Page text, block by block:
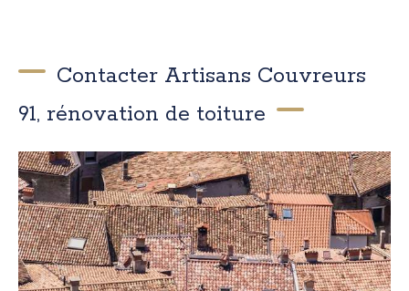
Contacter Artisans Couvreurs
91, rénovation de toiture